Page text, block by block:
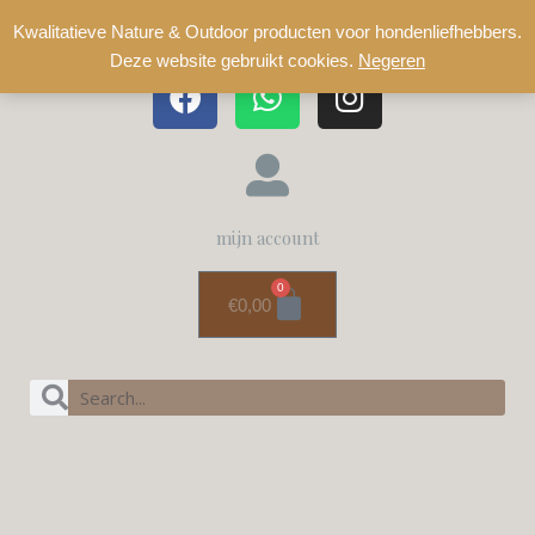
Kwalitatieve Nature & Outdoor producten voor hondenliefhebbers.
Deze website gebruikt cookies. Negeren
mijn account
€0,00
0